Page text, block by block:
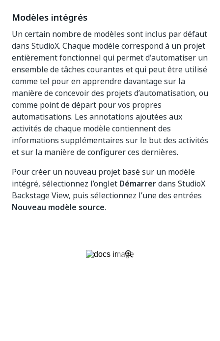
Modèles intégrés
Un certain nombre de modèles sont inclus par défaut
dans StudioX. Chaque modèle correspond à un projet
entièrement fonctionnel qui permet d'automatiser un
ensemble de tâches courantes et qui peut être utilisé
comme tel pour en apprendre davantage sur la
manière de concevoir des projets d’automatisation, ou
comme point de départ pour vos propres
automatisations. Les annotations ajoutées aux
activités de chaque modèle contiennent des
informations supplémentaires sur le but des activités
et sur la manière de configurer ces dernières.
Pour créer un nouveau projet basé sur un modèle
intégré, sélectionnez l’onglet Démarrerdans StudioX
Backstage View, puis sélectionnez l’une des entrées
Nouveau modèle source.